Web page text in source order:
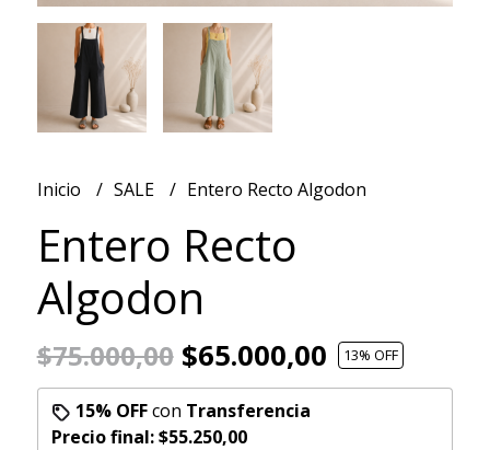
Inicio SALE Entero Recto Algodon
Entero Recto
Algodon
$75.000,00$65.000,00 13% OFF
15% OFFcon Transferencia
Precio final:$55.250,00